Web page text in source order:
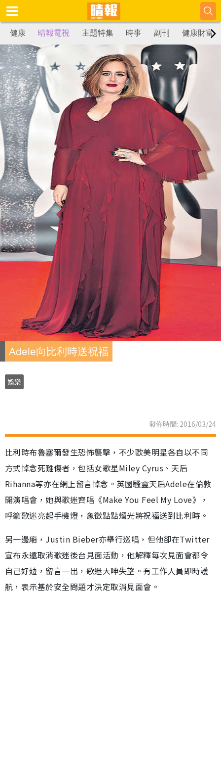
健康 晴報電視 主題特集 時事 副刊 健康財富
Adele向比利時送祝福
娛樂
發佈時間: 2016/03/24
比利時布魯塞爾發生恐怖襲擊，不少歐美明星各自以不同
方式悼念死難傷者，包括女歌星Miley Cyrus、天后
Rihanna等亦在網上留言悼念。英國騷靈天后Adele在倫敦
開演唱會，她與歌迷齊唱《Make You Feel My Love》，
呼籲歌迷亮起手機燈，象徵點點燭光將祝福送到比利時。
另一邊廂，Justin Bieber亦舉行巡唱，但他卻在Twitter
宣布永遠取消歌迷後台見面活動，他解釋每次見面會都令
自己好攰，留言一出，歌迷大呻失望。有工作人員即時護
航，表示基於安全問題才決定取消見面會。